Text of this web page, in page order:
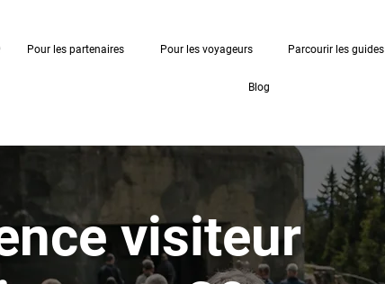
Pour les partenaires Pour les voyageurs Parcourir les guides
Blog
visiteur